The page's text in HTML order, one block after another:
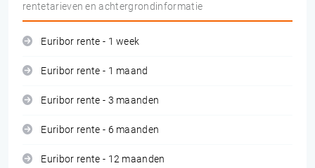
rentetarieven en achtergrondinformatie
Euribor rente - 1 week
Euribor rente - 1 maand
Euribor rente - 3 maanden
Euribor rente - 6 maanden
Euribor rente - 12 maanden